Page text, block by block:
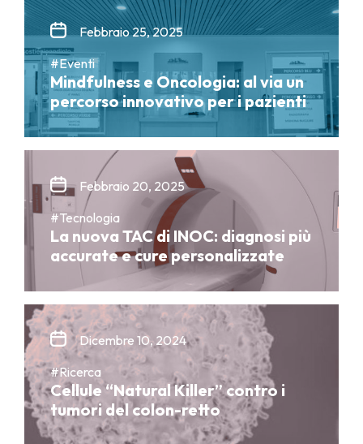
Febbraio 25, 2025
#Eventi
Mindfulness e Oncologia: al via un
percorso innovativo per i pazienti
Febbraio 20, 2025
#Tecnologia
La nuova TAC di INOC: diagnosi più
accurate e cure personalizzate
Dicembre 10, 2024
#Ricerca
Cellule “Natural Killer” contro i
tumori del colon-retto